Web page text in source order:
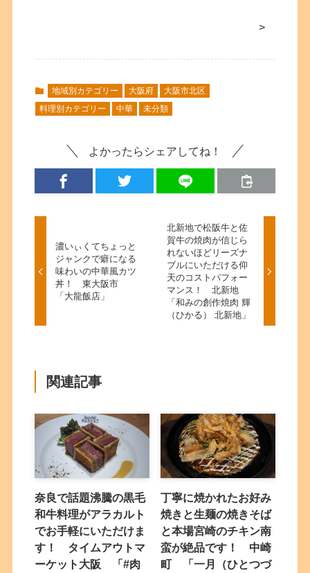
>
地域別カテゴリー 大阪府
大阪市北区
料理別カテゴリー
中華 未分類
よかったらシェアしてね！
濃いぃくてちょっと
ジャンクで癖になる
味わいの中華風カツ
丼！ 東大阪市
「大龍飯店」
北新地で松阪牛と佐
賀牛の焼肉が信じら
れないほどリーズナ
ブルにいただける仰
天のコストパフォー
マンス！ 北新地
「和みの創作焼肉 輝
（ひかる） 北新地」
関連記事
奈良で話題沸騰の黒毛
和牛料理がアラカルト
でお手軽にいただけま
す！ タイムアウトマ
ーケット大阪 「#肉
丁寧に焼かれたお好み
焼きと生麺の焼きそば
と本場宮崎のチキン南
蛮が絶品です！ 中崎
町 「一月（ひとつづ